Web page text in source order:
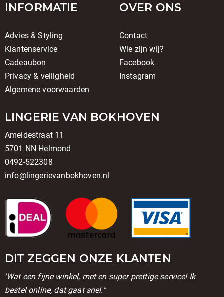
INFORMATIE
Advies & Styling
Klantenservice
Cadeaubon
Privacy & veiligheid
Algemene voorwaarden
OVER ONS
Contact
Wie zijn wij?
Facebook
Instagram
LINGERIE VAN BOKHOVEN
Ameidestraat 11
5701 NN Helmond
0492-522308
info@lingerievanbokhoven.nl
DIT ZEGGEN ONZE KLANTEN
'Wat een fijne winkel, met en super prettige service! Ik
bestel online, dat gaat snel."